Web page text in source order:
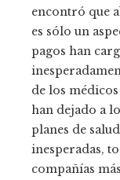
encontró que
es sólo un
pagos han
de los
han dejado a
planes de
inesperadas,
compañías